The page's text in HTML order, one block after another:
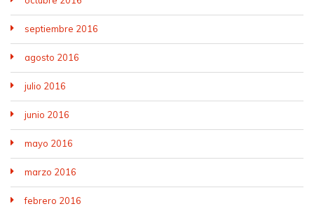
septiembre 2016
agosto 2016
julio 2016
junio 2016
mayo 2016
marzo 2016
febrero 2016